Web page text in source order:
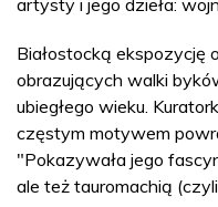
Białostocką ekspozycję
obrazujących walki
ubiegłego wieku.
częstym motywem
"Pokazywała jego
ale też tauromachią